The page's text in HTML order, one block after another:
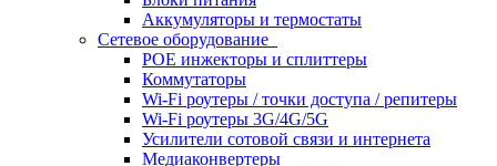
Аккумуляторы и термостаты
Сетевое оборудование
POE инжекторы и сплиттеры
Коммутаторы
Wi-Fi роутеры / точки доступа / репитеры
Wi-Fi роутеры 3G/4G/5G
Усилители сотовой связи и интернета
Медиаконвертеры